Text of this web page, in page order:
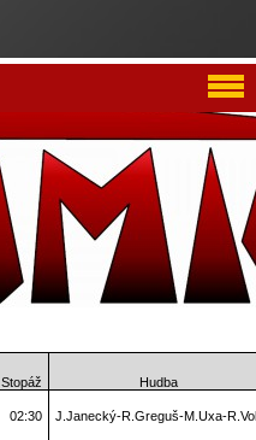
Stopáž Hudba
02:30 J.Janecký-R.Greguš-M.Uxa-